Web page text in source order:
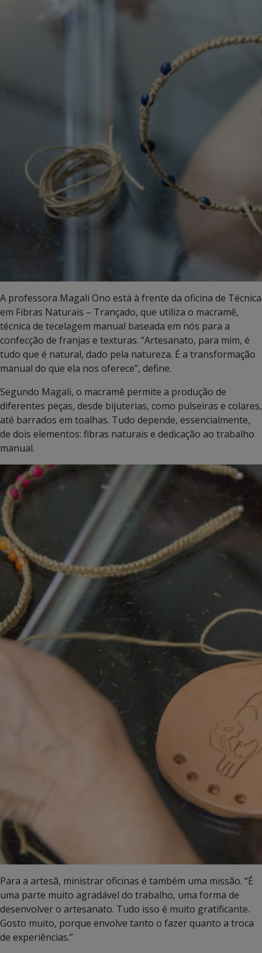
A professora Magali Ono está à frente da oficina de Técnica
em Fibras Naturais – Trançado, que utiliza o macramê,
técnica de tecelagem manual baseada em nós para a
confecção de franjas e texturas. “Artesanato, para mim, é
tudo que é natural, dado pela natureza. É a transformação
manual do que ela nos oferece”, define.
Segundo Magali, o macramê permite a produção de
diferentes peças, desde bijuterias, como pulseiras e colares,
até barrados em toalhas. Tudo depende, essencialmente,
de dois elementos: fibras naturais e dedicação ao trabalho
manual.
Para a artesã, ministrar oficinas é também uma missão. “É
uma parte muito agradável do trabalho, uma forma de
desenvolver o artesanato. Tudo isso é muito gratificante.
Gosto muito, porque envolve tanto o fazer quanto a troca
de experiências.”